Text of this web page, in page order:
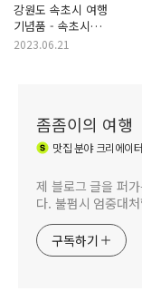
강원도 속초시 여행
기념품 - 속초시
시정소식지 속초홀릭
2023.06.21
좀좀이의 여행
맛집분야 크리에이터
제 블로그 글을 퍼
다. 불펌시 엄중대
구독하기